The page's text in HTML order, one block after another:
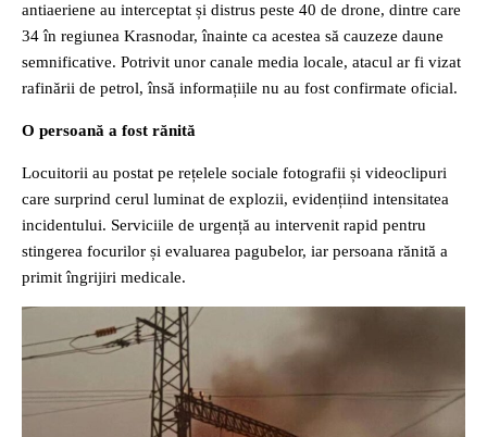
antiaeriene au interceptat și distrus peste 40 de drone, dintre care
34 în regiunea Krasnodar, înainte ca acestea să cauzeze daune
semnificative. Potrivit unor canale media locale, atacul ar fi vizat
rafinării de petrol, însă informațiile nu au fost confirmate oficial.
O persoană a fost rănită
Locuitorii au postat pe rețelele sociale fotografii și videoclipuri
care surprind cerul luminat de explozii, evidențiind intensitatea
incidentului. Serviciile de urgență au intervenit rapid pentru
stingerea focurilor și evaluarea pagubelor, iar persoana rănită a
primit îngrijiri medicale.